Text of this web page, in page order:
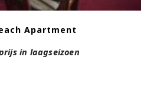
Apartment
in laagseizoen